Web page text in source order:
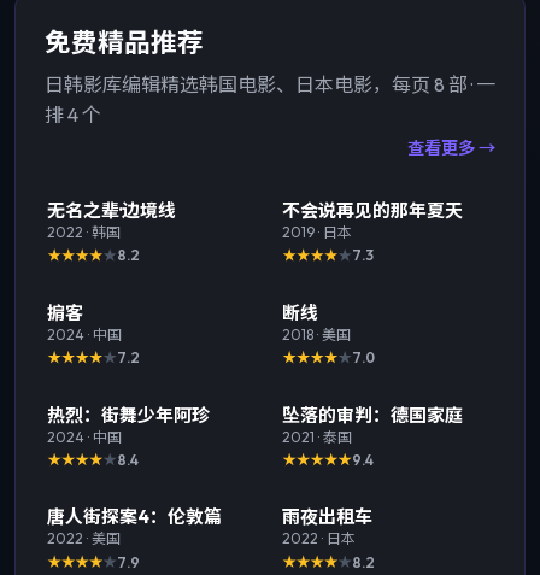
免费精品推荐
日韩影库编辑精选韩国电影、日本电影，每页 8 部 · 一
排 4 个
查看更多 →
精选
无名之辈·边境线
2022 ·韩国
8.2
精选 TOP
不会说再见的那年夏天
2019 · 日本
7.3
精选
掮客
2024 · 中国
7.2
精选
断线
2018 ·美国
7.0
精选
热烈：街舞少年阿珍
2024 · 中国
8.4
精选
坠落的审判：德国家庭
2021 ·泰国
9.4
精选
唐人街探案4：伦敦篇
2022 ·美国
7.9
精选
雨夜出租车
2022 · 日本
8.2